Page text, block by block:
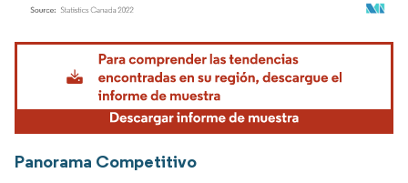
Imagen © Mordor Intelligence. El uso requiere atribución según CC BY 4.0.
Panorama Competitivo